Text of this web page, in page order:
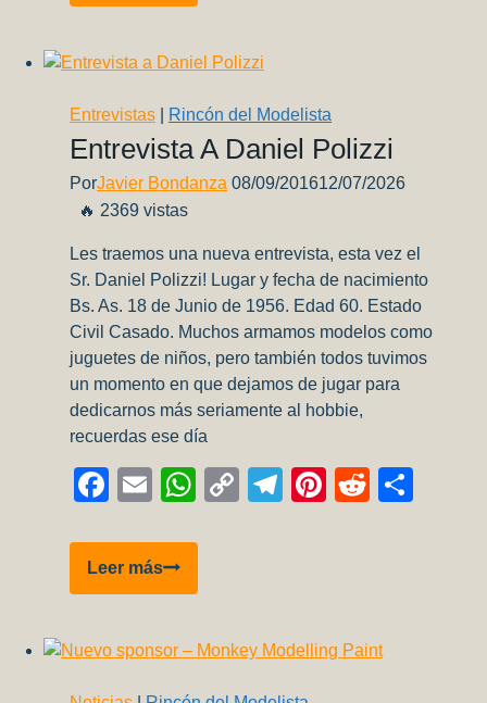
cuanto
comprar
con
simulador
de
envios
la
AFIP
Entrevistas Rincón del Modelista
Entrevista A Daniel Polizzi
PorJavier Bondanza 08/09/201612/07/2026
🔥 2369 vistas
Les traemos una nueva entrevista, esta vez el
Sr. Daniel Polizzi! Lugar y fecha de nacimiento
Bs. As. 18 de Junio de 1956. Edad 60. Estado
Civil Casado. Muchos armamos modelos como
juguetes de niños, pero también todos tuvimos
un momento en que dejamos de jugar para
dedicarnos más seriamente al hobbie,
recuerdas ese día
Facebook
EmailWhatsApp
CopyTelegram
Pinterest
Reddit
Leer másEntrevista
a
Polizzi